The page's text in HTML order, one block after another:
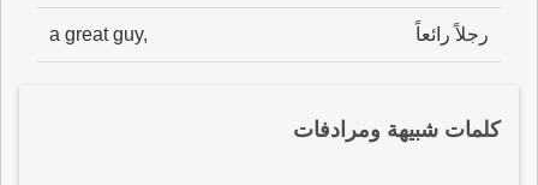
رجلاً رائعاً a great guy,
كلمات شبيهة ومرادفات